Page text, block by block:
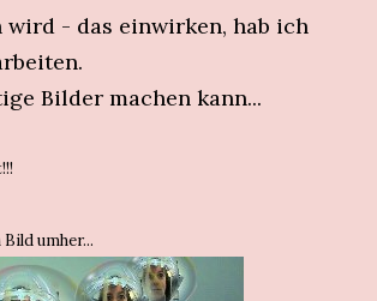
wird - das einwirken, hab ich
Bilder machen kann...
umher...